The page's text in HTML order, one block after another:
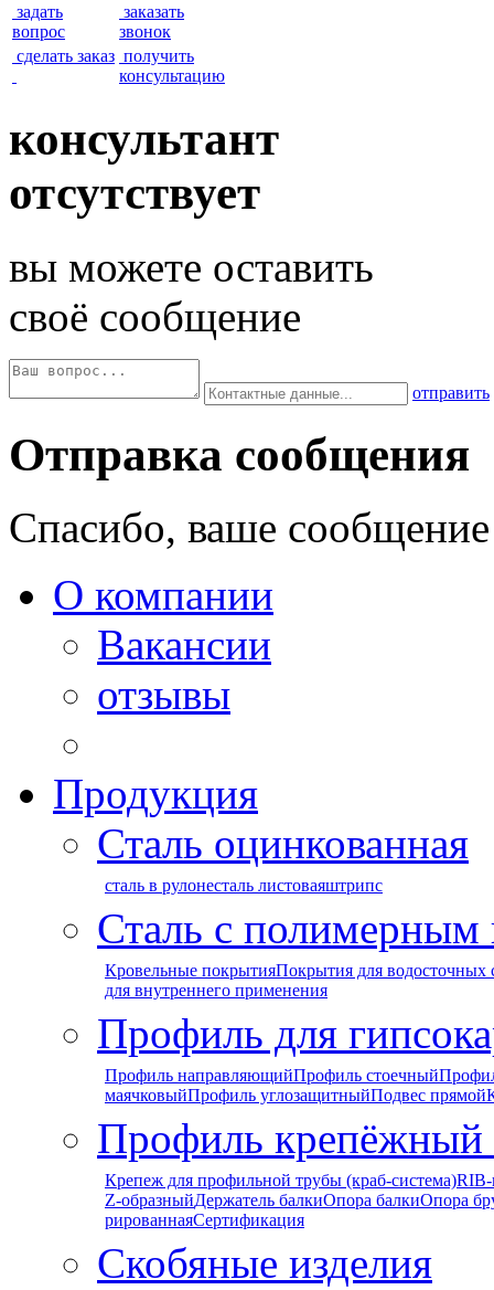
задать
вопрос
заказать
звонок
сделать заказ получить
консультацию
консультант
отсутствует
вы можете оставить
своё сообщение
отправить
Отправка сообщения
Спасибо, ваше сообщение
О компании
Вакансии
отзывы
Продукция
Сталь оцинкованная
сталь в рулонесталь листоваяштрипс
Сталь с
Кровельные покрытияПокрытия для водосточных
для внутреннего применения
Профиль для
Профиль направляющийПрофиль стоечный
маячковыйПрофиль углозащитныйПодвес прямой
Профиль
Крепеж для профильной трубы (краб-система)
Z-образныйДержатель балкиОпора балкиОпора
рированнаяСертификация
Скобяные изделия